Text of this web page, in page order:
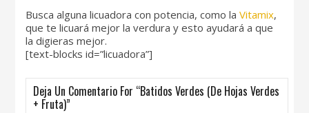
Busca alguna licuadora con potencia, como laVitamix,
que te licuará mejor la verdura y esto ayudará a que
la digieras mejor.
[text-blocks id=”licuadora”]
Deja Un Comentario For “Batidos Verdes (de Hojas Verdes
+ Fruta)”